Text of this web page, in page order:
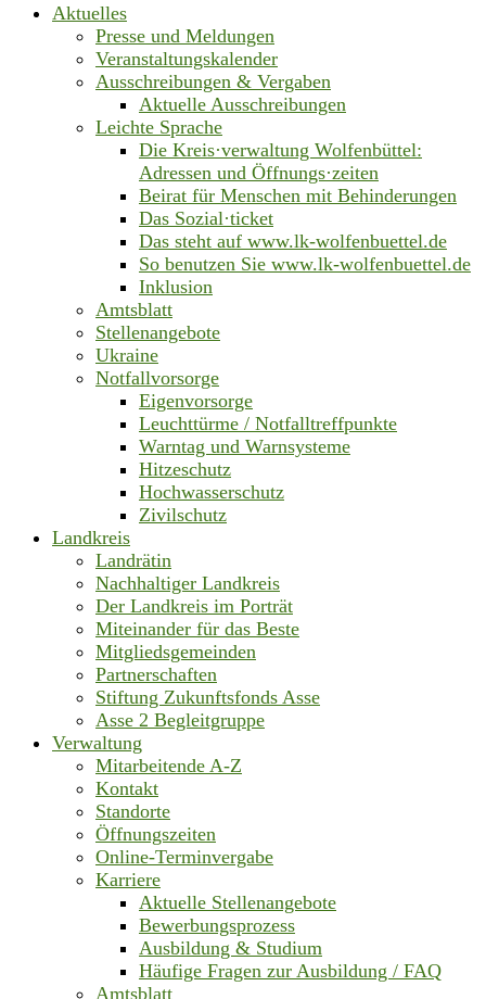
Aktuelles
Presse und Meldungen
Veranstaltungskalender
Ausschreibungen & Vergaben
Aktuelle Ausschreibungen
Leichte Sprache
Die Kreis·verwaltung Wolfenbüttel:
Adressen und Öffnungs·zeiten
Beirat für Menschen mit Behinderungen
Das Sozial·ticket
Das steht auf www.lk-wolfenbuettel.de
So benutzen Sie www.lk-wolfenbuettel.de
Inklusion
Amtsblatt
Stellenangebote
Ukraine
Notfallvorsorge
Eigenvorsorge
Leuchttürme / Notfalltreffpunkte
Warntag und Warnsysteme
Hitzeschutz
Hochwasserschutz
Zivilschutz
Landkreis
Landrätin
Nachhaltiger Landkreis
Der Landkreis im Porträt
Miteinander für das Beste
Mitgliedsgemeinden
Partnerschaften
Stiftung Zukunftsfonds Asse
Asse 2 Begleitgruppe
Verwaltung
Mitarbeitende A-Z
Kontakt
Standorte
Öffnungszeiten
Online-Terminvergabe
Karriere
Aktuelle Stellenangebote
Bewerbungsprozess
Ausbildung & Studium
Häufige Fragen zur Ausbildung / FAQ
Amtsblatt